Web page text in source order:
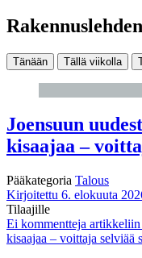
Tänään Tällä viikolla
Joensuun
kisaajaa –
Pääkategoria Talous
Kirjoitettu 6. elokuuta
Tilaajille
Ei kommentteja artikkeliin
kisaajaa – voittaja selviää